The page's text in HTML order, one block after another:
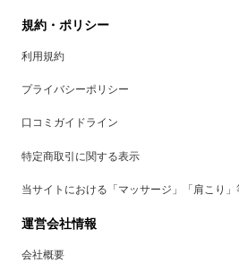
規約・ポリシー
利用規約
プライバシーポリシー
口コミガイドライン
特定商取引に関する表示
当サイトにおける「マッサージ」「肩こり
運営会社情報
会社概要